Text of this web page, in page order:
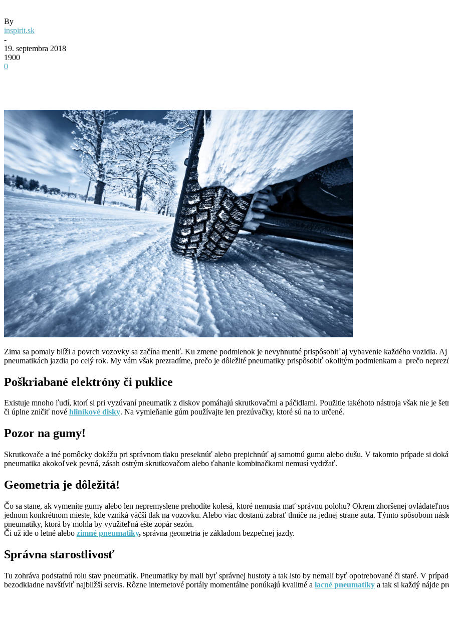
By
inspirit.sk
-
19. septembra 2018
1900
0
Zima sa pomaly blíži a povrch vozovky sa začína meniť. Ku zmene podmienok je nevyhnutné prispôsobiť aj vybavenie každého vozidla.
pneumatikách jazdia po celý rok. My vám však prezradíme, prečo je dôležité pneumatiky prispôsobiť okolitým podmienkam a prečo
Poškriabané elektróny či puklice
Existuje mnoho ľudí, ktorí si pri vyzúvaní pneumatík z diskov pomáhajú skrutkovačmi a páčidlami. Použitie takéhoto nástroja však nie je
či úplne zničiť nové hliníkové disky. Na vymieňanie gúm používajte len prezúvačky, ktoré sú na to určené.
Pozor na gumy!
Skrutkovače a iné pomôcky dokážu pri správnom tlaku preseknúť alebo prepichnúť aj samotnú gumu alebo dušu. V takomto prípade si
pneumatika akokoľvek pevná, zásah ostrým skrutkovačom alebo ťahanie kombinačkami nemusí vydržať.
Geometria je dôležitá!
Čo sa stane, ak vymeníte gumy alebo len nepremyslene prehodíte kolesá, ktoré nemusia mať správnu polohu? Okrem zhoršenej
jednom konkrétnom mieste, kde vzniká väčší tlak na vozovku. Alebo viac dostanú zabrať tlmiče na jednej strane auta. Týmto spôsobom
pneumatiky, ktorá by mohla by využiteľná ešte zopár sezón.
Či už ide o letné alebo zimné pneumatiky, správna geometria je základom bezpečnej jazdy.
Správna starostlivosť
Tu zohráva podstatnú rolu stav pneumatík. Pneumatiky by mali byť správnej hustoty a tak isto by nemali byť opotrebované či staré. V
bezodkladne navštíviť najbližší servis. Rôzne internetové portály momentálne ponúkajú kvalitné a lacné pneumatiky a tak si každý nájde